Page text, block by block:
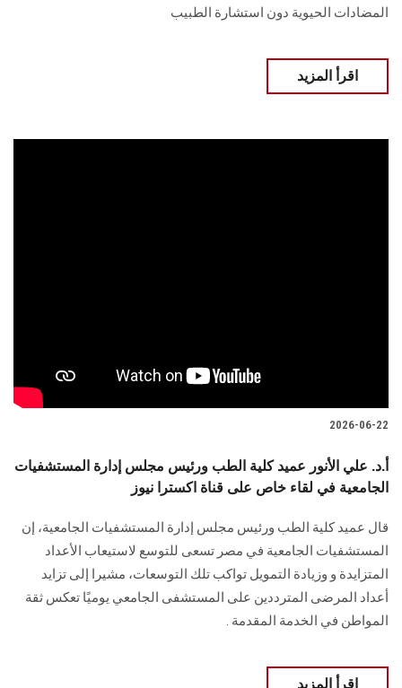
المضادات الحيوية دون استشارة الطبيب
اقرأ المزيد
2026-06-22
أ.د. علي الأنور عميد كلية الطب ورئيس مجلس إدارة المستشفيات
الجامعية في لقاء خاص على قناة اكسترا نيوز
قال عميد كلية الطب ورئيس مجلس إدارة المستشفيات الجامعية، إن
المستشفيات الجامعية في مصر تسعى للتوسع لاستيعاب الأعداد
المتزايدة و وزيادة التمويل تواكب تلك التوسعات، مشيرا إلى تزايد
أعداد المرضى المترددين على المستشفى الجامعي يوميًا تعكس ثقة
المواطن في الخدمة المقدمة .
اقرأ المزيد